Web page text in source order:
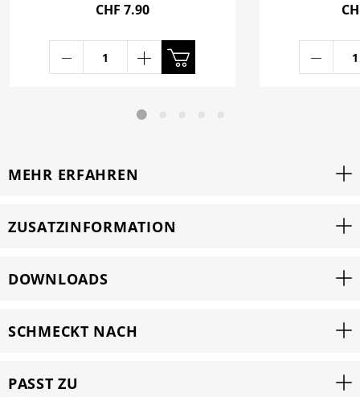
CHF 7.90
MEHR ERFAHREN
ZUSATZINFORMATION
DOWNLOADS
SCHMECKT NACH
PASST ZU